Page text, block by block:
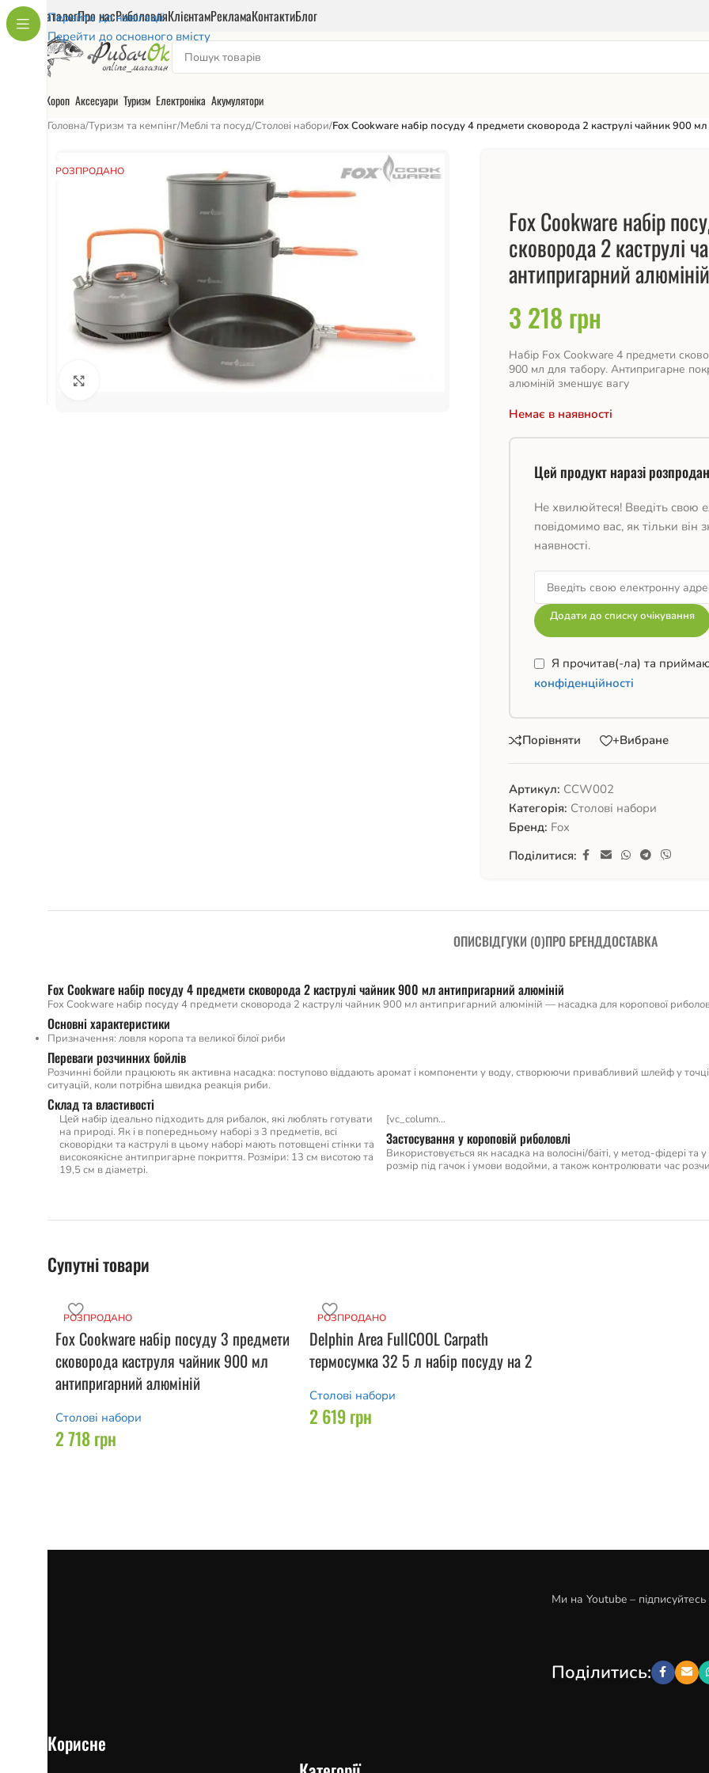
Перейти до навігації
Перейти до основного вмісту
КаталогПро насРиболовляКлієнтамРекламаКонтактиБлог
Короп Аксесуари Туризм Електроніка Акумулятори
Головна/Туризм та кемпінг/Меблі та посуд/Столові набори/Fox Cookware набір посуду 4 предмети сковорода 2 каструлі чайник 900
РОЗПРОДАНО
Натисніть, щоб збільшити
Fox Cookware набір
сковорода 2 каструлі
антипригарний алюміній
3 218 грн
Набір Fox Cookware 4 предмети
900 мл для табору. Антипригарне
алюміній зменшує вагу
Немає в наявності
Цей продукт наразі
Не хвилюйтеся! Введіть свою
повідомимо вас, як тільки він
наявності.
Додати до списку очікування
Я прочитав(-ла) та
конфіденційності
Порівняти +Вибране
Артикул: CCW002
Категорія: Столові набори
Бренд: Fox
Поділитися:
ОПИСВІДГУКИ (0)ПРО БРЕНДДОСТАВКА
Fox Cookware набір посуду 4 предмети сковорода 2 каструлі чайник 900 мл антипригарний алюміній
Fox Cookware набір посуду 4 предмети сковорода 2 каструлі чайник 900 мл антипригарний алюміній — насадка для коропової
Основні характеристики
Призначення: ловля коропа та великої білої риби
Переваги розчинних бойлів
Розчинні бойли працюють як активна насадка: поступово віддають аромат і компоненти у воду, створюючи привабливий шлейф у
ситуацій, коли потрібна швидка реакція риби.
Склад та властивості
Цей набір ідеально підходить для рибалок, які люблять готувати
на природі. Як і в попередньому наборі з 3 предметів, всі
сковорідки та каструлі в цьому наборі мають потовщені стінки та
високоякісне антипригарне покриття. Розміри: 13 см висотою та
19,5 см в діаметрі.
[vc_column…
Застосування у короповій риболовлі
Використовується як насадка на волосіні/баіті, у метод-фідері
розмір під гачок і умови водойми, а також контролювати час
Супутні товари
РОЗПРОДАНО
Fox Cookware набір посуду 3 предмети
сковорода каструля чайник 900 мл
антипригарний алюміній
Столові набори
2 718грн
РОЗПРОДАНО
Delphin Area FullCOOL Carpath
термосумка 32 5 л набір посуду на 2
Столові набори
2 619грн
Ми на Youtube –
Поділитись:
Корисне